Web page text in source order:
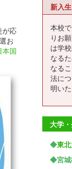
が応
お
本国
新入
本校
りお
は学
なる
なる
法に
明いた
大学
◆東
◆宮城